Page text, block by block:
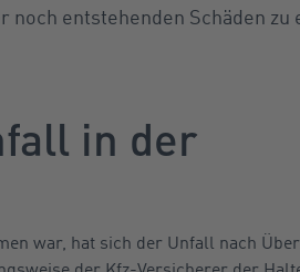
entstehenden Schäden zu
in der
war, hat sich der Unfall nach